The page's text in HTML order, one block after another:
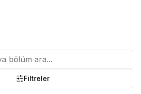
Filtreler